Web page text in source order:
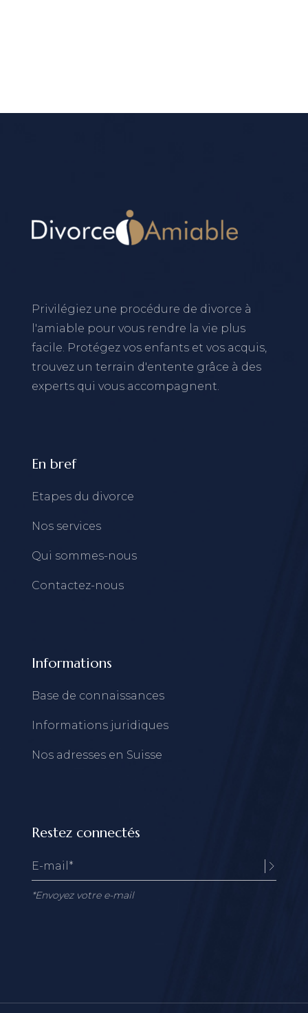
Privilégiez une procédure de divorce à
l'amiable pour vous rendre la vie plus
facile. Protégez vos enfants et vos acquis,
trouvez un terrain d'entente grâce à des
experts qui vous accompagnent.
En bref
Etapes du divorce
Nos services
Qui sommes-nous
Contactez-nous
Informations
Base de connaissances
Informations juridiques
Nos adresses en Suisse
Restez connectés
*Envoyez votre e-mail